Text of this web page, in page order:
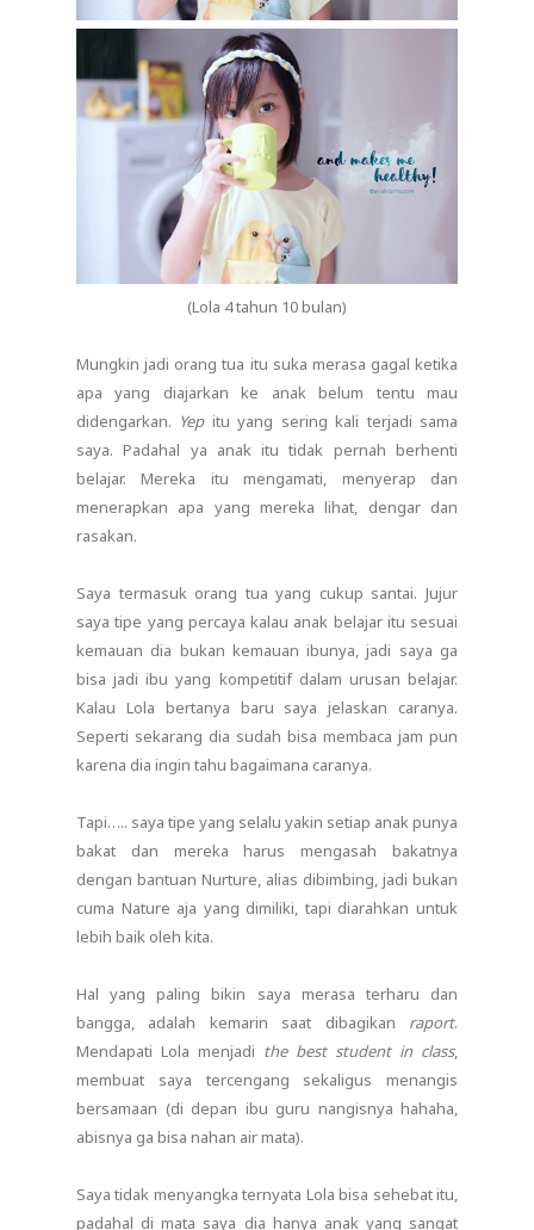
(Lola 4 tahun 10 bulan)
Mungkin jadi orang tua itu suka merasa gagal ketika
apa yang diajarkan ke anak belum tentu mau
didengarkan. Yepitu yang sering kali terjadi sama
saya. Padahal ya anak itu tidak pernah berhenti
belajar. Mereka itu mengamati, menyerap dan
menerapkan apa yang mereka lihat, dengar dan
rasakan.
Saya termasuk orang tua yang cukup santai. Jujur
saya tipe yang percaya kalau anak belajar itu sesuai
kemauan dia bukan kemauan ibunya, jadi saya ga
bisa jadi ibu yang kompetitif dalam urusan belajar.
Kalau Lola bertanya baru saya jelaskan caranya.
Seperti sekarang dia sudah bisa membaca jam pun
karena dia ingin tahu bagaimana caranya.
Tapi….. saya tipe yang selalu yakin setiap anak punya
bakat dan mereka harus mengasah bakatnya
dengan bantuan Nurture, alias dibimbing, jadi bukan
cuma Nature aja yang dimiliki, tapi diarahkan untuk
lebih baik oleh kita.
Hal yang paling bikin saya merasa terharu dan
bangga, adalah kemarin saat dibagikan raport.
Mendapati Lola menjadi the best student in class,
membuat saya tercengang sekaligus menangis
bersamaan (di depan ibu guru nangisnya hahaha,
abisnya ga bisa nahan air mata).
Saya tidak menyangka ternyata Lola bisa sehebat itu,
padahal di mata saya dia hanya anak yang sangat